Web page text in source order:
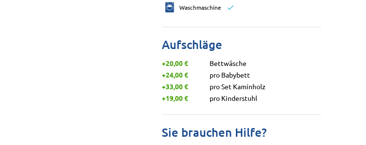
Waschmaschine
Aufschläge
+20,00 €
Bettwäsche
+24,00 €
pro Babybett
+33,00 €
pro Set Kaminholz
+19,00 €
pro Kinderstuhl
Sie brauchen Hilfe?